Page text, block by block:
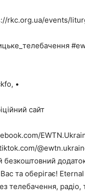
rkc.org.ua/events/
•
сайт
додаток
та оберігає!
радіо,